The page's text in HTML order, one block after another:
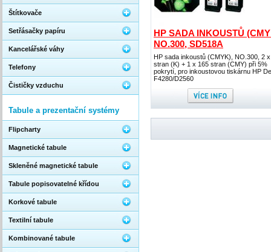
HP SADA INKOUSTŮ
NO.300, SD518A
HP sada inkoustů (CMYK), NO.300, 2
stran (K) + 1 x 165 stran (CMY) při 5%
pokrytí, pro inkoustovou tiskárnu HP
F4280/D2560
Štítkovače
Setřásačky papíru
Kancelářské váhy
Telefony
Čističky vzduchu
Tabule a prezentační systémy
Flipcharty
Magnetické tabule
Skleněné magnetické tabule
Tabule popisovatelné křídou
Korkové tabule
Textilní tabule
Kombinované tabule